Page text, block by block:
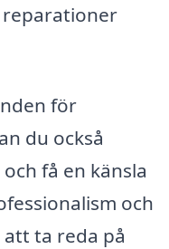
reparationer
för
du också
få en känsla
och
ta reda på